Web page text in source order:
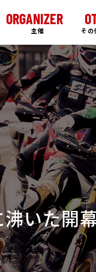
ORGANIZER
主催 その
いた開